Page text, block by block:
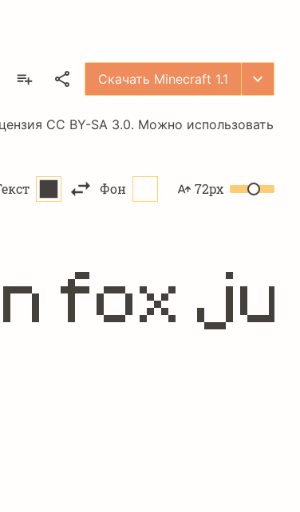
Скачать Minecraft 1.1
CC BY-SA 3.0. Можно использовать
Фон 72px
fox